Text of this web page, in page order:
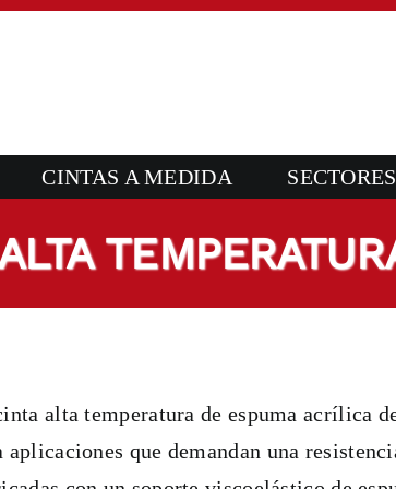
CINTAS A MEDIDA SECTORES
alta temperatura de espuma acrílica
aplicaciones que demandan una